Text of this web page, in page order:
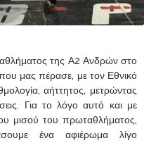
της Α2 Ανδρών στο
μας πέρασε, με τον Εθνικό
αήττητος, μετρώντας
Για το λόγο αυτό και με
μισού του πρωταθλήματος,
ένα αφιέρωμα λίγο